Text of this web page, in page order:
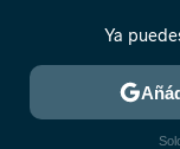
ESTRENOS
Ya